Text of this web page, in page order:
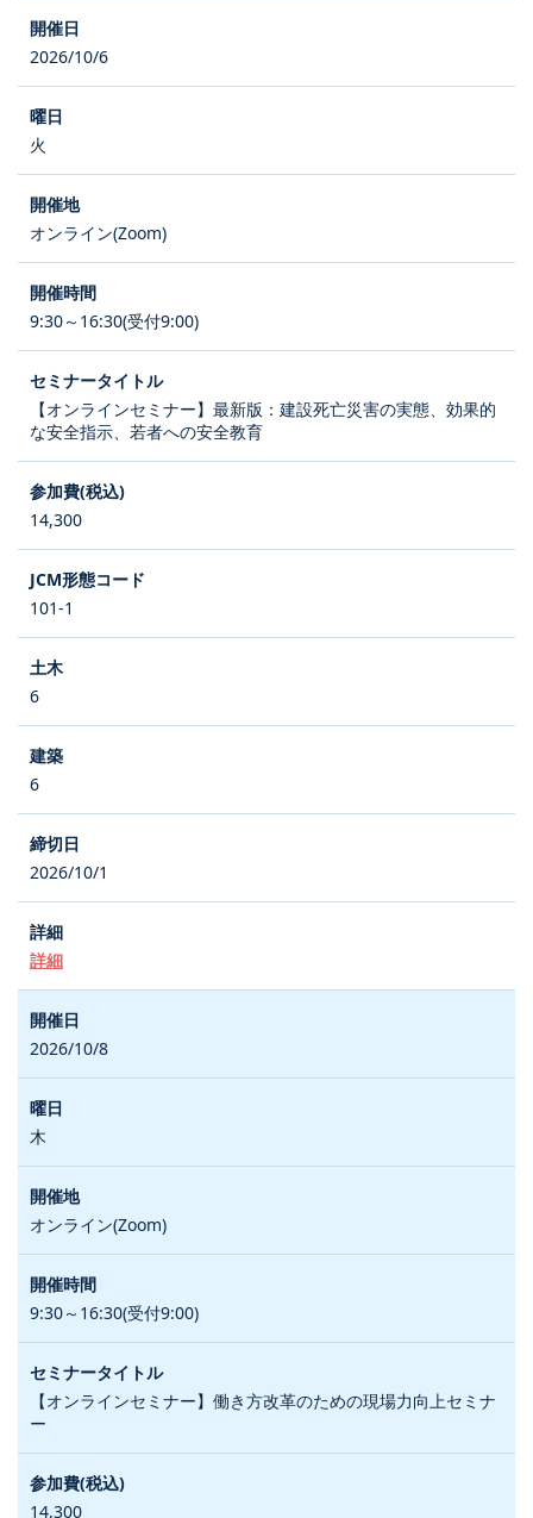
2026/10/6
火
オンライン(Zoom)
9:30～16:30(受付9:00)
【オンラインセミナー】最新版：建設死亡災害の実態、効果的
な安全指示、若者への安全教育
14,300
101-1
6
6
2026/10/1
詳細
2026/10/8
木
オンライン(Zoom)
9:30～16:30(受付9:00)
【オンラインセミナー】働き方改革のための現場力向上セミナ
ー
14,300